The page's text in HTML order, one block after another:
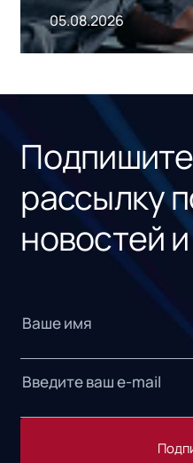
05.08.2026
рассылку
новостей